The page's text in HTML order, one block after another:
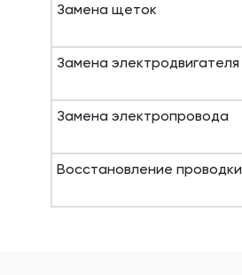
Замена щеток
Замена электродвигателя
Замена электропровода
Восстановление проводки